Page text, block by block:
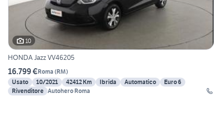
10
HONDA Jazz VV46205
16.799 €Roma (RM)
Usato
10/2021 42412 Km Ibrida Automatico
Euro 6
Rivenditore Autohero Roma